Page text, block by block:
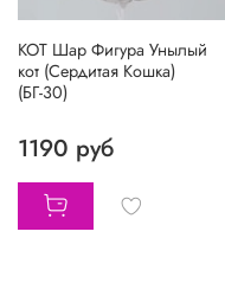
КОТ Шар Фигура Унылый
кот (Сердитая Кошка)
(БГ-30)
1190 руб